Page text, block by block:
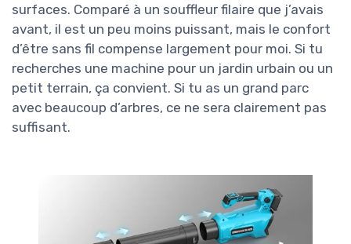
surfaces. Comparé à un souffleur filaire que j’avais
avant, il est un peu moins puissant, mais le confort
d’être sans fil compense largement pour moi. Si tu
recherches une machine pour un jardin urbain ou un
petit terrain, ça convient. Si tu as un grand parc
avec beaucoup d’arbres, ce ne sera clairement pas
suffisant.